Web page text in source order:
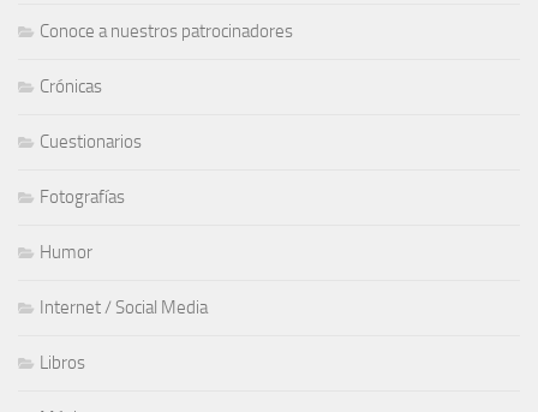
Conoce a nuestros patrocinadores
Crónicas
Cuestionarios
Fotografías
Humor
Internet / Social Media
Libros